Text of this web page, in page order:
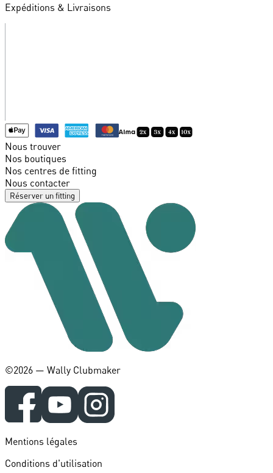
Expéditions & Livraisons
Nous trouver
Nos boutiques
Nos centres de fitting
Nous contacter
Réserver un fitting
©️2026 — Wally Clubmaker
Mentions légales
Conditions d'utilisation